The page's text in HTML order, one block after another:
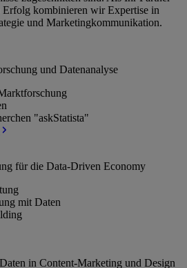
Erfolg kombinieren wir Expertise in
und Marketingkommunikation.
und Datenanalyse
"askStatista"
für die Data-Driven Economy
mit Daten
in Content-Marketing und Design